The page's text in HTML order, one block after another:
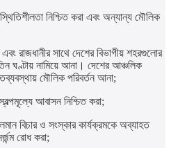
নিশ্চিত করা এবং অন্যান্য মৌলিক
রাজধানীর সাথে দেশের বিভাগীয় শহরগুলোর
ঘণ্টায় নামিয়ে আনা। দেশের আঞ্চলিক
মৌলিক পরিবর্তন আনা;
আবাসন নিশ্চিত করা;
বিচার ও সংস্কার কার্যক্রমকে অব্যাহত
রোধ করা;